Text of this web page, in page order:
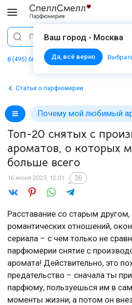
Ваш город - Москва
Да, всё верно
Поиск
8 (495) 668 06 02
Статьи о парфюмерии
Почему мой любимый
Топ-20 снятых с
ароматов, о которых
больше всего
16 июня 2025, 12:01 36
Расставание со старым другом,
романтических отношений,
сериала – с чем только не
парфюмерии снятие с
аромата! Действительно, это
предательство – сначала ты
парфюму, пользуешься им в
моменты жизни, а потом он